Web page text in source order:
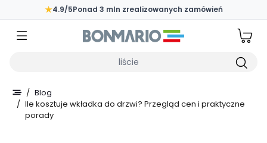
Przejdź do głównej zawartości strony
★4.9/5Ponad 3 mln zrealizowanych zamówień
/ Blog
/ Ile kosztuje wkładka do drzwi? Przegląd cen i praktyczne
porady